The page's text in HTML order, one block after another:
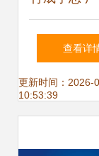
中的企业形
艺术
查看详
更新时间：2026-
10:53:39